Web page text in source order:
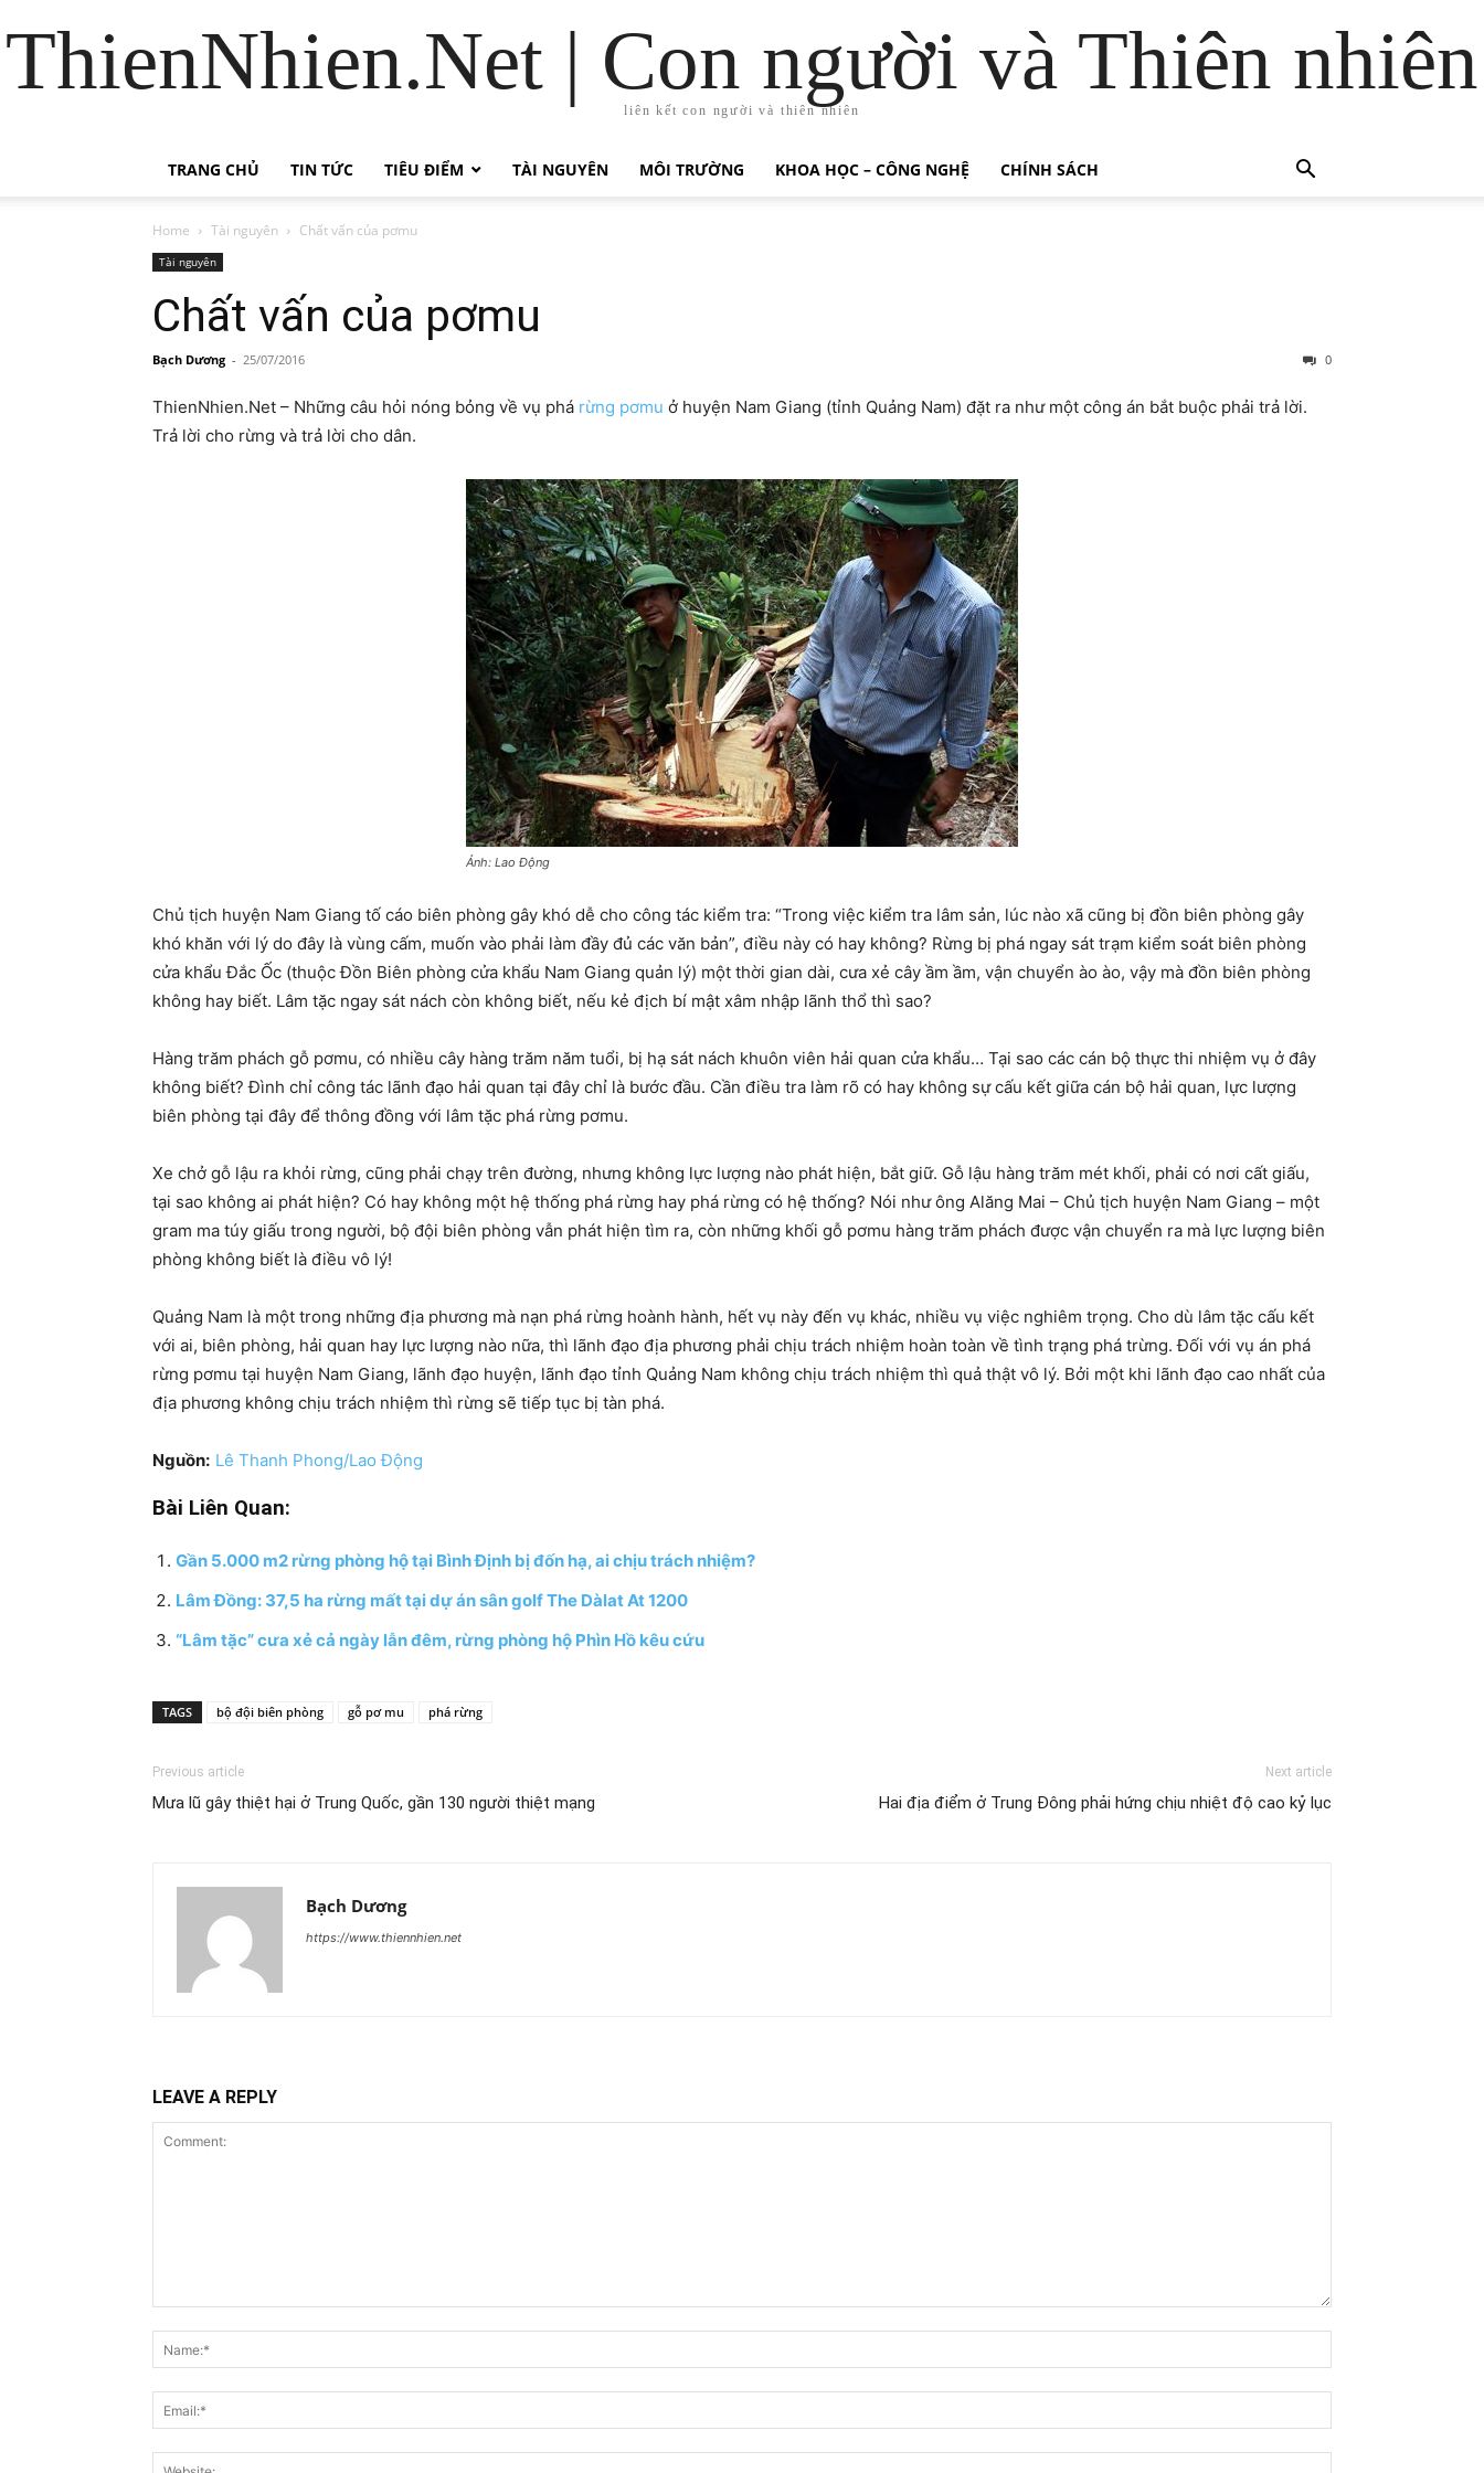
ThienNhien.Net | Con người và Thiên nhiên
liên kết con người và thiên nhiên
TRANG CHỦ TIN TỨC TIÊU ĐIỂM TÀI NGUYÊN MÔI TRƯỜNG KHOA HỌC – CÔNG NGHỆ CHÍNH SÁCH
Home Tài nguyên Chất vấn của pơmu
Tài nguyên
Chất vấn của pơmu
Bạch Dương - 25/07/2016 0
ThienNhien.Net – Những câu hỏi nóng bỏng về vụ phá rừng pơmu ở huyện Nam Giang (tỉnh Quảng Nam) đặt ra như một công án bắt buộc phải trả lời.
Trả lời cho rừng và trả lời cho dân.
Ảnh: Lao Động
Chủ tịch huyện Nam Giang tố cáo biên phòng gây khó dễ cho công tác kiểm tra: “Trong việc kiểm tra lâm sản, lúc nào xã cũng bị đồn biên phòng gây
khó khăn với lý do đây là vùng cấm, muốn vào phải làm đầy đủ các văn bản”, điều này có hay không? Rừng bị phá ngay sát trạm kiểm soát biên phòng
cửa khẩu Đắc Ốc (thuộc Đồn Biên phòng cửa khẩu Nam Giang quản lý) một thời gian dài, cưa xẻ cây ầm ầm, vận chuyển ào ào, vậy mà đồn biên phòng
không hay biết. Lâm tặc ngay sát nách còn không biết, nếu kẻ địch bí mật xâm nhập lãnh thổ thì sao?
Hàng trăm phách gỗ pơmu, có nhiều cây hàng trăm năm tuổi, bị hạ sát nách khuôn viên hải quan cửa khẩu… Tại sao các cán bộ thực thi nhiệm vụ ở đây
không biết? Đình chỉ công tác lãnh đạo hải quan tại đây chỉ là bước đầu. Cần điều tra làm rõ có hay không sự cấu kết giữa cán bộ hải quan, lực lượng
biên phòng tại đây để thông đồng với lâm tặc phá rừng pơmu.
Xe chở gỗ lậu ra khỏi rừng, cũng phải chạy trên đường, nhưng không lực lượng nào phát hiện, bắt giữ. Gỗ lậu hàng trăm mét khối, phải có nơi cất giấu,
tại sao không ai phát hiện? Có hay không một hệ thống phá rừng hay phá rừng có hệ thống? Nói như ông Alăng Mai – Chủ tịch huyện Nam Giang – một
gram ma túy giấu trong người, bộ đội biên phòng vẫn phát hiện tìm ra, còn những khối gỗ pơmu hàng trăm phách được vận chuyển ra mà lực lượng biên
phòng không biết là điều vô lý!
Quảng Nam là một trong những địa phương mà nạn phá rừng hoành hành, hết vụ này đến vụ khác, nhiều vụ việc nghiêm trọng. Cho dù lâm tặc cấu kết
với ai, biên phòng, hải quan hay lực lượng nào nữa, thì lãnh đạo địa phương phải chịu trách nhiệm hoàn toàn về tình trạng phá trừng. Đối với vụ án phá
rừng pơmu tại huyện Nam Giang, lãnh đạo huyện, lãnh đạo tỉnh Quảng Nam không chịu trách nhiệm thì quả thật vô lý. Bởi một khi lãnh đạo cao nhất của
địa phương không chịu trách nhiệm thì rừng sẽ tiếp tục bị tàn phá.
Nguồn: Lê Thanh Phong/Lao Động
Bài Liên Quan:
Gần 5.000 m2 rừng phòng hộ tại Bình Định bị đốn hạ, ai chịu trách nhiệm?
Lâm Đồng: 37,5 ha rừng mất tại dự án sân golf The Dàlat At 1200
“Lâm tặc” cưa xẻ cả ngày lẫn đêm, rừng phòng hộ Phìn Hồ kêu cứu
TAGS bộ đội biên phòng gỗ pơ mu phá rừng
Previous article
Mưa lũ gây thiệt hại ở Trung Quốc, gần 130 người thiệt mạng
Next article
Hai địa điểm ở Trung Đông phải hứng chịu nhiệt độ cao kỷ lục
Bạch Dương
https://www.thiennhien.net
LEAVE A REPLY